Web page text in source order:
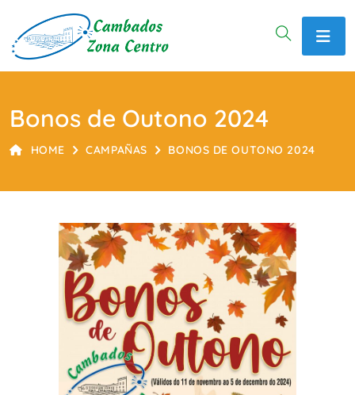
Bonos de Outono 2024
HOME CAMPAÑAS BONOS DE OUTONO 2024